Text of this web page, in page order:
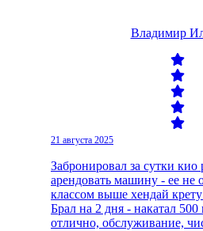
Владимир
21 августа 2025
Забронировал за сутки
арендовать машину - ее не
классом выше хендай
Брал на 2 дня - накатал
отлично, обслуживание,